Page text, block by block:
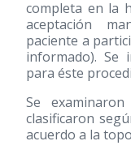
completa en la
aceptación
paciente a
informado). Se
para éste
Se
clasificaron
acuerdo a la